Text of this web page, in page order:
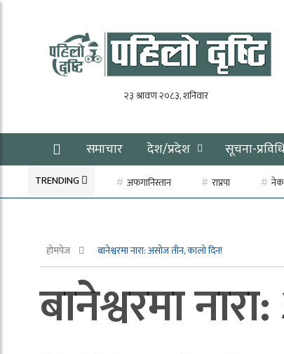
समाचार देश/प्रदेश सूचना-
TRENDING अफगानिस्तान राप्रपा
होमपेज बानेश्वरमा नारा: असोज तीन, कालो दिन!
बानेश्वरमा